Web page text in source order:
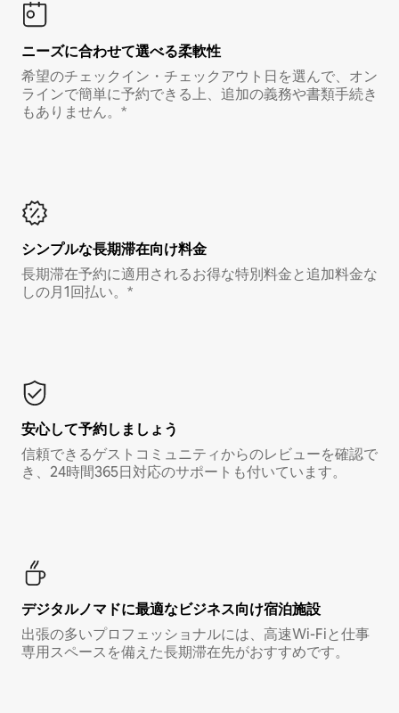
ニーズに合わせて選べる柔軟性
希望のチェックイン・チェックアウト日を選んで、オン
ラインで簡単に予約できる上、追加の義務や書類手続き
もありません。*
シンプルな長期滞在向け料金
長期滞在予約に適用されるお得な特別料金と追加料金な
しの月1回払い。*
安心して予約しましょう
信頼できるゲストコミュニティからのレビューを確認で
き、24時間365日対応のサポートも付いています。
デジタルノマド⁠に最⁠適⁠なビ⁠ジ⁠ネ⁠ス⁠向⁠け宿⁠泊⁠施⁠設
出張の多いプロフェッショナルには、高速Wi-Fiと仕事
専用スペースを備えた長期滞在先がおすすめです。